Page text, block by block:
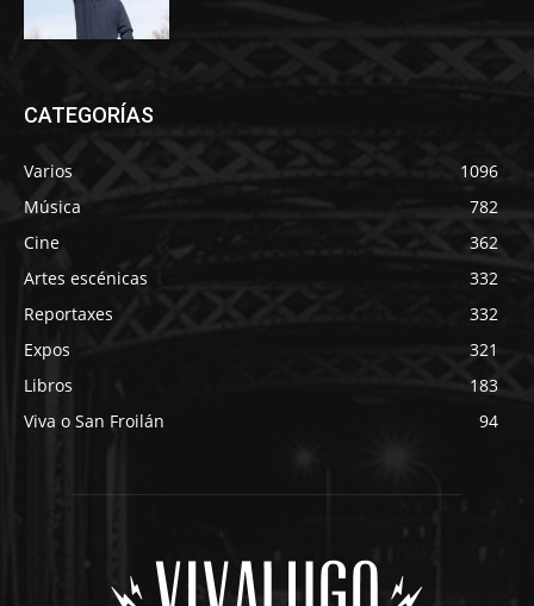
CATEGORÍAS
Varios
1096
Música
782
Cine
362
Artes escénicas
332
Reportaxes
332
Expos
321
Libros
183
Viva o San Froilán
94